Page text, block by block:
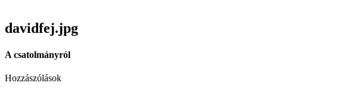
davidfej.jpg
A csatolmányról
Hozzászólások